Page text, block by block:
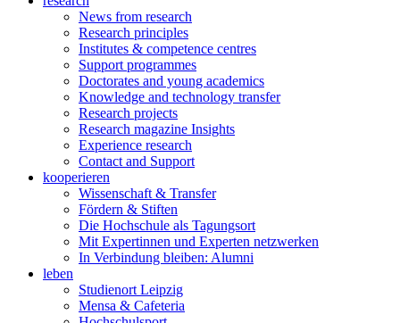
News from research
Research principles
Institutes & competence centres
Support programmes
Doctorates and young academics
Knowledge and technology transfer
Research projects
Research magazine Insights
Experience research
Contact and Support
kooperieren
Wissenschaft & Transfer
Fördern & Stiften
Die Hochschule als Tagungsort
Mit Expertinnen und Experten netzwerken
In Verbindung bleiben: Alumni
leben
Studienort Leipzig
Mensa & Cafeteria